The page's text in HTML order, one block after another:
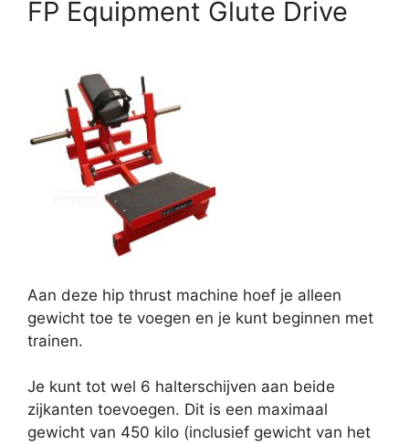
FP Equipment Glute Drive
Aan deze hip thrust machine hoef je alleen
gewicht toe te voegen en je kunt beginnen met
trainen.
Je kunt tot wel 6 halterschijven aan beide
zijkanten toevoegen. Dit is een maximaal
gewicht van 450 kilo (inclusief gewicht van het